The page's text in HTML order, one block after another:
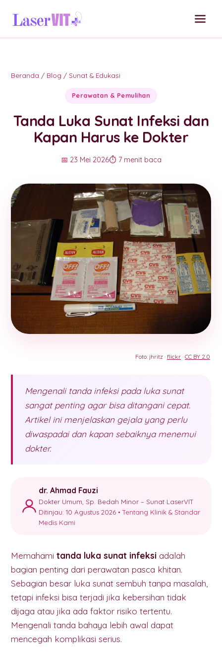
Beranda / Blog / Sunat & Edukasi
Perawatan & Pemulihan
Tanda Luka Sunat Infeksi dan
Kapan Harus ke Dokter
📅 23 Mei 2026⏱️ 7 menit baca
Foto: jhritz · flickr · CC BY 2.0
Mengenali tanda infeksi pada luka sunat
sangat penting agar bisa ditangani cepat.
Artikel ini menjelaskan gejala yang perlu
diwaspadai dan kapan sebaiknya menemui
dokter.
dr. Ahmad Fauzi
Dokter Umum, Sp. Bedah Minor – Sunat LaserVIT
Ditinjau: 10 Agustus 2026 •Tentang Klinik & Standar
Medis Kami
Memahami tanda luka sunat infeksi adalah
bagian penting dari perawatan pasca khitan.
Sebagian besar luka sunat sembuh tanpa masalah,
tetapi infeksi bisa terjadi jika kebersihan tidak
dijaga atau jika ada faktor risiko tertentu.
Mengenali tanda bahaya lebih awal dapat
mencegah komplikasi serius.